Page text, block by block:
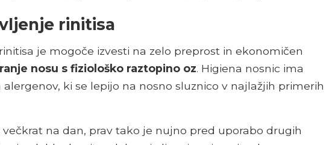
rinitisa
je mogoče izvesti na zelo preprost in ekonomičen
nosu s fiziološko raztopino oz. Higiena nosnic ima
ki se lepijo na nosno sluznico v najlažjih primerih
večkrat na dan, prav tako je nujno pred uporabo drugih